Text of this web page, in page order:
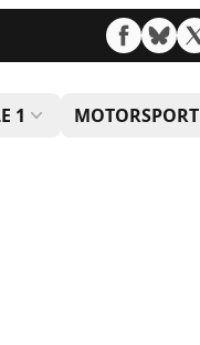
1 MOTORSPORT